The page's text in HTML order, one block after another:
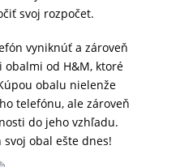
svoj rozpočet.
vyniknúť a zároveň
obalmi od H&M, ktoré
obalu nielenže
telefónu, ale zároveň
do jeho vzhľadu.
obal ešte dnes!